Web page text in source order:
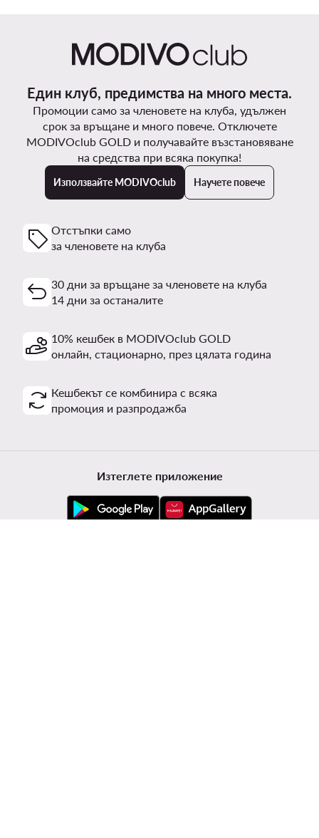
Един клуб, предимства на много места.
Промоции само за членовете на клуба, удължен
срок за връщане и много повече. Отключете
MODIVOclub GOLD и получавайте възстановяване
на средства при всяка покупка!
Използвайте MODIVOclub Научете повече
Отстъпки само
за членовете на клуба
30 дни за връщане за членовете на клуба
14 дни за останалите
10% кешбек в MODIVOclub GOLD
онлайн, стационарно, през цялата година
Кешбекът се комбинира с всяка
промоция и разпродажба
Изтеглете приложение